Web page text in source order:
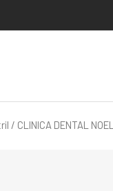
/ CLINICA DENTAL